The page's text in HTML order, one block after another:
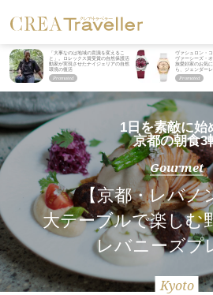
「大事なのは地域の意識を変えるこ
と」。ロレックス賞受賞の自然保護活
動家が実現させたナイジェリアの自然
環境の復活
ヴァシュロン・
ヴァーシーズ・オ
旅愛好家のお気
ら、ジェンダー
1日を素敵に始
京都の朝食3
Gourmet
【京都・レバノ
大テーブルで楽しむ
レバニーズプ
Kyoto